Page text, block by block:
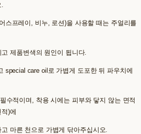
스프레이, 비누, 로션)을 사용할 때는 주얼리를
제품변색의 원인이 됩니다.
special care oil로 가볍게 도포한 뒤 파우치에
수적이며, 착용 시에는 피부와 닿지 않는 면적
)에
마른 천으로 가볍게 닦아주십시오.